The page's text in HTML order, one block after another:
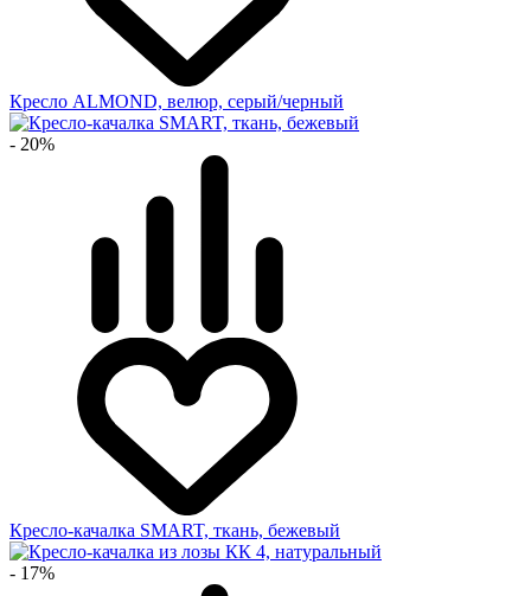
Кресло ALMOND, велюр, серый/черный
- 20%
Кресло-качалка SMART, ткань, бежевый
- 17%